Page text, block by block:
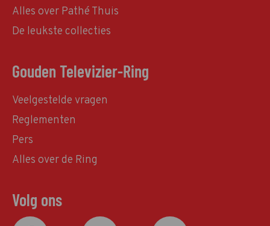
Alles over Pathé Thuis
De leukste collecties
Gouden Televizier-Ring
Veelgestelde vragen
Reglementen
Pers
Alles over de Ring
Volg ons